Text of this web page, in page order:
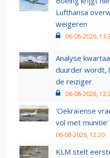
Lufthansa
weigeren
06-08-2026,
Analyse
duurder wordt,
de reiziger
06-08-2026,
'Oekraïense
vol met munitie'
06-08-2026, 12:20
KLM stelt